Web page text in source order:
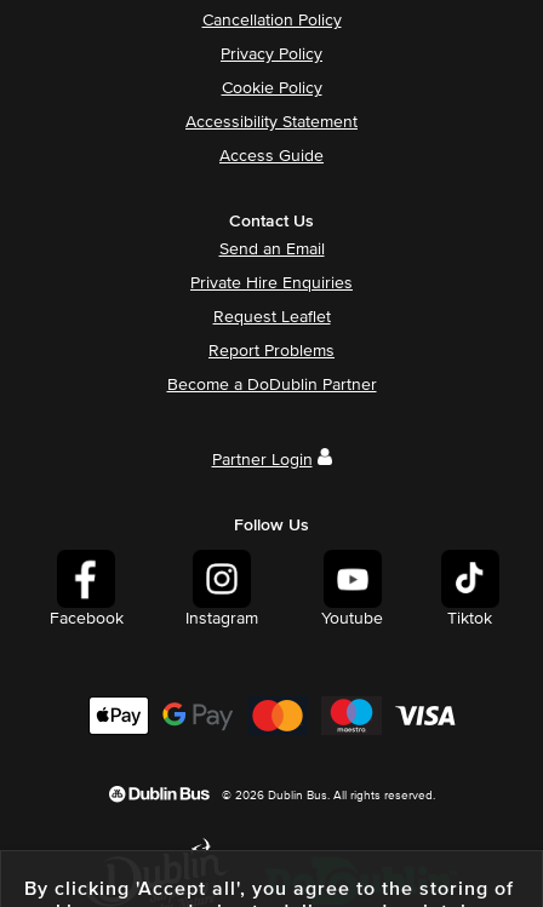
Cancellation Policy
Privacy Policy
Cookie Policy
Accessibility Statement
Access Guide
Contact Us
Send an Email
Private Hire Enquiries
Request Leaflet
Report Problems
Become a DoDublin Partner
Partner Login
Follow Us
Facebook Instagram Youtube Tiktok
© 2026 Dublin Bus. All rights reserved.
By clicking 'Accept all', you agree to the storing of